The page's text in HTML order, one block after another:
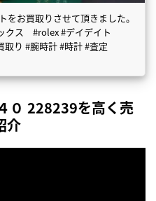
お買取りさせて頂きました。
クス #rolex #デイデイト
り #腕時計 #時計 #査定
０ 228239を高く売
介